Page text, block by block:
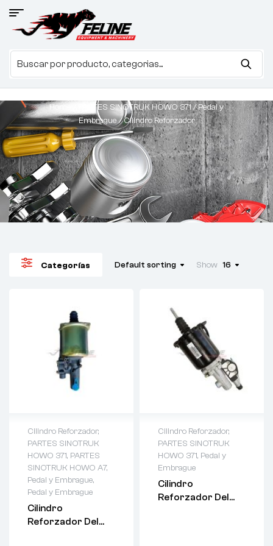
Home PARTES SINOTRUK HOWO 371/Pedal y
Embrague / Cilindro Reforzador
Categorías Default sorting Show 16
Cilindro Reforzador,
PARTES SINOTRUK
HOWO 371, PARTES
SINOTRUK HOWO A7,
Pedal y Embrague,
Pedal y Embrague
Cilindro
Reforzador Del
Cilindro Reforzador,
PARTES SINOTRUK
HOWO 371, Pedal y
Embrague
Cilindro
Reforzador Del